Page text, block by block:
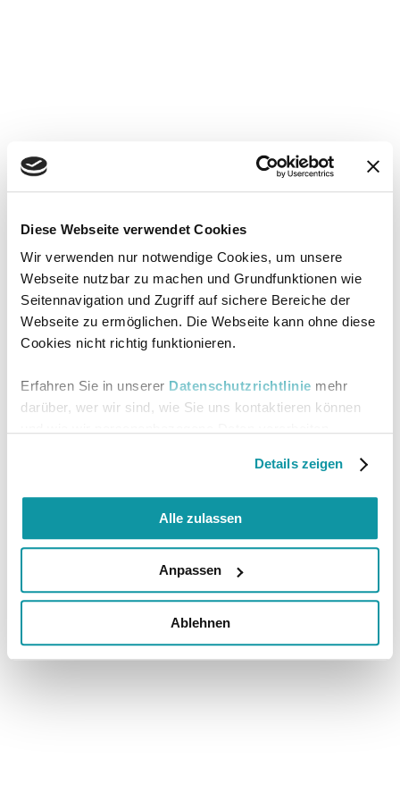
Diese Webseite verwendet Cookies
Wir verwenden nur notwendige Cookies, um unsere
Webseite nutzbar zu machen und Grundfunktionen wie
Seitennavigation und Zugriff auf sichere Bereiche der
Webseite zu ermöglichen. Die Webseite kann ohne diese
Cookies nicht richtig funktionieren.
Erfahren Sie in unserer Datenschutzrichtlinie mehr
darüber, wer wir sind, wie Sie uns kontaktieren können
Details zeigen
Alle zulassen
Anpassen
Ablehnen